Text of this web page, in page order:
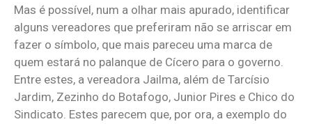
Mas é possível, num a olhar mais apurado, identificar
alguns vereadores que preferiram não se arriscar em
fazer o símbolo, que mais pareceu uma marca de
quem estará no palanque de Cícero para o governo.
Entre estes, a vereadora Jailma, além de Tarcísio
Jardim, Zezinho do Botafogo, Junior Pires e Chico do
Sindicato. Estes parecem que, por ora, a exemplo do